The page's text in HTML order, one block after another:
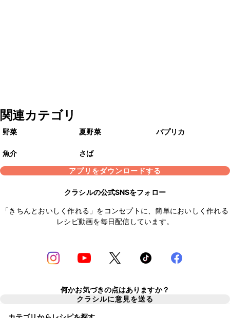
関連カテゴリ
野菜 夏野菜 パプリカ
魚介
さば
アプリをダウンロードする
クラシルの公式SNSをフォロー
「きちんとおいしく作れる」をコンセプトに、簡単においしく作れる
レシピ動画を毎日配信しています。
何かお気づきの点はありますか？
クラシルに意見を送る